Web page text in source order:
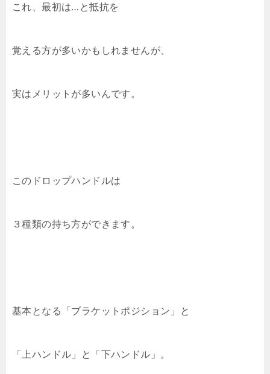
これ、最初は…と抵抗を
覚える方が多いかもしれませんが、
実はメリットが多いんです。
このドロップハンドルは
３種類の持ち方ができます。
基本となる「ブラケットポジション」と
「上ハンドル」と「下ハンドル」。